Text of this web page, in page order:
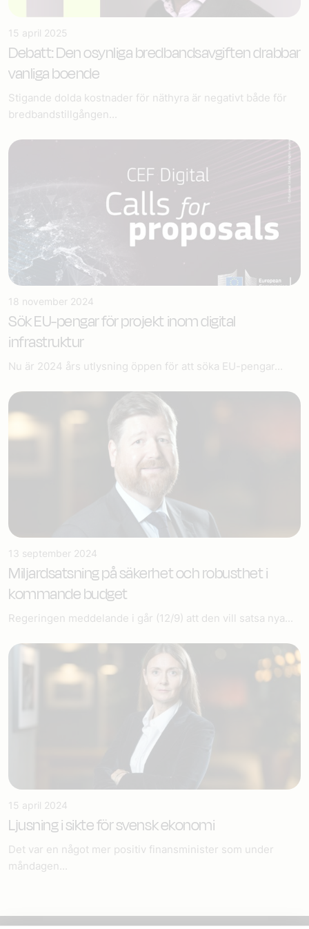
15 april 2025
Debatt: Den osynliga bredbandsavgiften drabbar
vanliga boende
Stigande dolda kostnader för näthyra är negativt både för
bredbandstillgången...
18 november 2024
Sök EU-pengar för projekt inom digital
infrastruktur
Nu är 2024 års utlysning öppen för att söka EU-pengar...
13 september 2024
Miljardsatsning på säkerhet och robusthet i
kommande budget
Regeringen meddelande i går (12/9) att den vill satsa nya...
15 april 2024
Ljusning i sikte för svensk ekonomi
Det var en något mer positiv finansminister som under
måndagen...